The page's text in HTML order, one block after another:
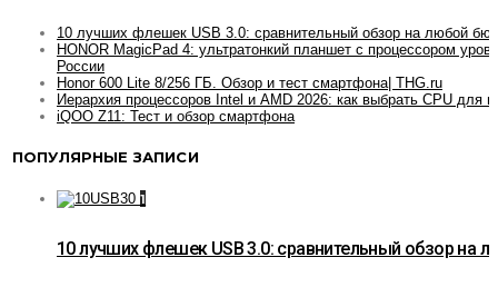
10 лучших флешек USB 3.0: сравнительный обзор на любой
HONOR MagicPad 4: ультратонкий планшет с процессором
России
Honor 600 Lite 8/256 ГБ. Обзор и тест смартфона| THG.ru
Иерархия процессоров Intel и AMD 2026: как выбрать CPU для
iQOO Z11: Тест и обзор смартфона
ПОПУЛЯРНЫЕ ЗАПИСИ
1
10 лучших флешек USB 3.0: сравнительный обзор на